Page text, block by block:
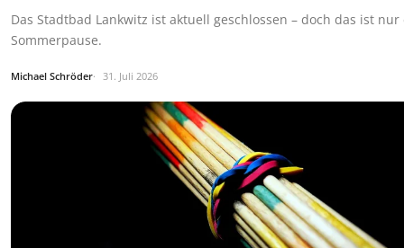
Das Stadtbad Lankwitz ist aktuell geschlossen – doch das ist nur
Sommerpause.
Michael Schröder 31. Juli 2026